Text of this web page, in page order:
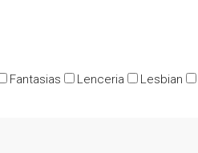
Fantasias Lenceria Lesbian